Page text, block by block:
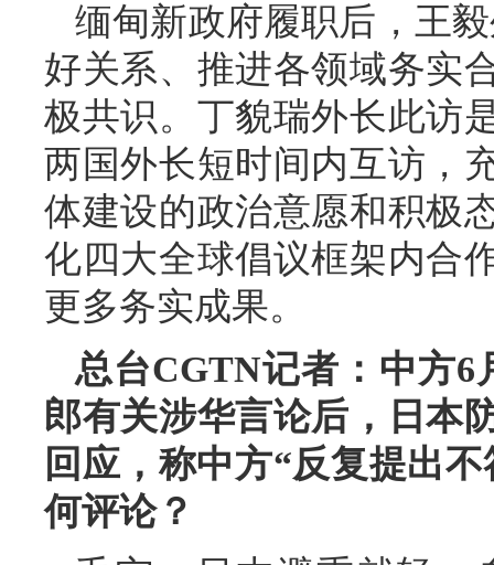
缅甸新政府履职后，王
好关系、推进各领域务实
极共识。丁貌瑞外长此访
两国外长短时间内互访，
体建设的政治意愿和积极
化四大全球倡议框架内合
更多务实成果。
总台CGTN记者：中方6
郎有关涉华言论后，日本
回应，称中方“反复提出
何评论？